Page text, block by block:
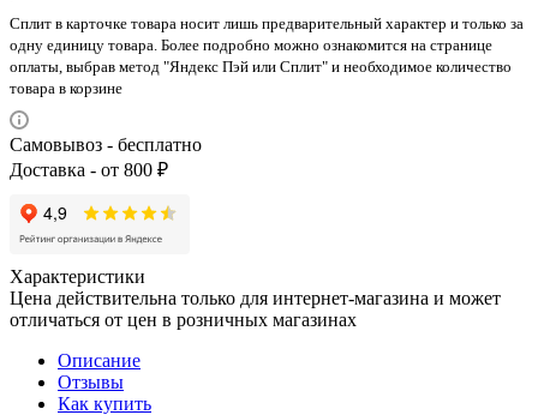
Сплит в карточке товара носит лишь предварительный характер и только за
одну единицу товара. Более подробно можно ознакомится на странице
оплаты, выбрав метод "Яндекс Пэй или Сплит" и необходимое количество
товара в корзине
Самовывоз - бесплатно
Доставка - от 800 ₽
Характеристики
Цена действительна только для интернет-магазина и может
отличаться от цен в розничных магазинах
Описание
Отзывы
Как купить